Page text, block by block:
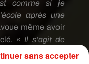
comme si je
après une
même avoir
« Il s’agit de
et très
sans accepter